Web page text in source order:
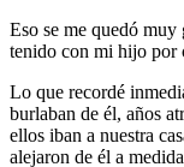
Eso se me quedó
tenido con mi hijo por
Lo que recordé
burlaban de él, años
ellos iban a nuestra
alejaron de él a